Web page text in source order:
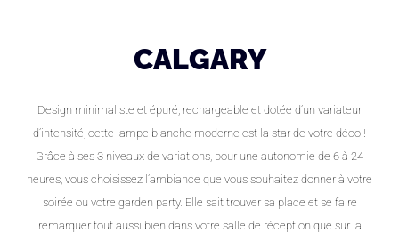
CALGARY
Design minimaliste et épuré, rechargeable et dotée d’un variateur
d’intensité, cette lampe blanche moderne est la star de votre déco !
Grâce à ses 3 niveaux de variations, pour une autonomie de 6 à 24
heures, vous choisissez l’ambiance que vous souhaitez donner à votre
soirée ou votre garden party. Elle sait trouver sa place et se faire
remarquer tout aussi bien dans votre salle de réception que sur la